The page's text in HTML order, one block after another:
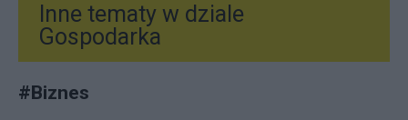
Inne tematy w dziale
Gospodarka
#Biznes